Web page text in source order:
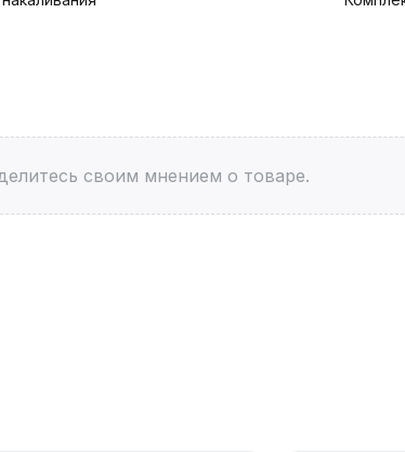
своим мнением о товаре.